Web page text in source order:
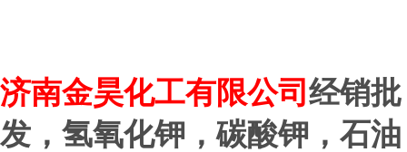
济南金昊化工有限公司 经销批
发，氢氧化钾，碳酸钾，石油